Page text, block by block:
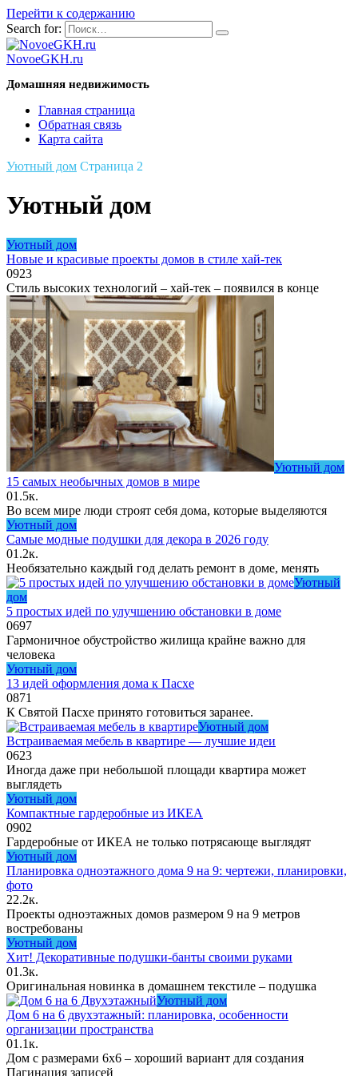
Перейти к содержанию
Search for:
NovoeGKH.ru
Домашняя недвижимость
Главная страница
Обратная связь
Карта сайта
Уютный дом Страница 2
Уютный дом
Уютный дом
Новые и красивые проекты домов в стиле хай-тек
0923
Стиль высоких технологий – хай-тек – появился в конце
Уютный дом
15 самых необычных домов в мире
01.5к.
Во всем мире люди строят себя дома, которые выделяются
Уютный дом
Самые модные подушки для декора в 2026 году
01.2к.
Необязательно каждый год делать ремонт в доме, менять
Уютный
дом
5 простых идей по улучшению обстановки в доме
0697
Гармоничное обустройство жилища крайне важно для
человека
Уютный дом
13 идей оформления дома к Пасхе
0871
К Святой Пасхе принято готовиться заранее.
Уютный дом
Встраиваемая мебель в квартире — лучшие идеи
0623
Иногда даже при небольшой площади квартира может
выглядеть
Уютный дом
Компактные гардеробные из ИКЕА
0902
Гардеробные от ИКЕА не только потрясающе выглядят
Уютный дом
Планировка одноэтажного дома 9 на 9: чертежи, планировки,
фото
22.2к.
Проекты одноэтажных домов размером 9 на 9 метров
востребованы
Уютный дом
Хит! Декоративные подушки-банты своими руками
01.3к.
Оригинальная новинка в домашнем текстиле – подушка
Уютный дом
Дом 6 на 6 двухэтажный: планировка, особенности
организации пространства
01.1к.
Дом с размерами 6х6 – хороший вариант для создания
Пагинация записей